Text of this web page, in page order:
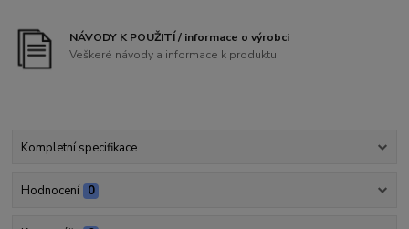
NÁVODY K POUŽITÍ / informace o výrobci
Veškeré návody a informace k produktu.
Kompletní specifikace
Hodnocení 0